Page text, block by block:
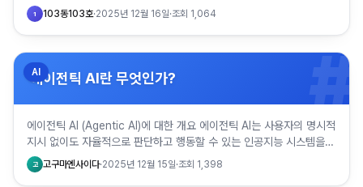
AI를 실제 업무 시스템 안으로 끌어들이기 위한…
1 103동103호·2025년 12월 16일·조회 1,064
에이전틱 AI란 무엇인가? #
AI
에이전틱 AI (Agentic AI)에 대한 개요 에이전틱 AI는 사용자의 명시적
지시 없이도 자율적으로 판단하고 행동할 수 있는 인공지능 시스템을
의미한다. 이는 전통적인 대화형 AI와 구별되는 …
고 고구마엔사이다·2025년 12월 15일·조회 1,398